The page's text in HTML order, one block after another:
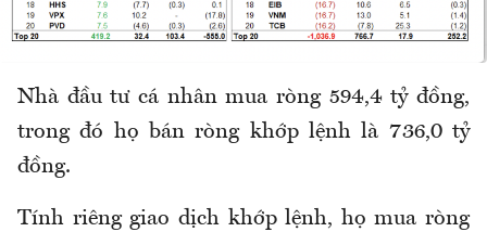
Nhà đầu tư cá nhân mua ròng 594,4 tỷ đồng,
trong đó họ bán ròng khớp lệnh là 736,0 tỷ
đồng.
Tính riêng giao dịch khớp lệnh, họ mua ròng